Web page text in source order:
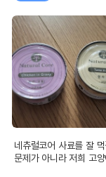
네츄럴코어 사료를 잘
문제가 아니라 저희 고